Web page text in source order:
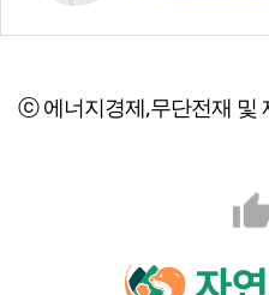
ⓒ 에너지경제,무단전재 및